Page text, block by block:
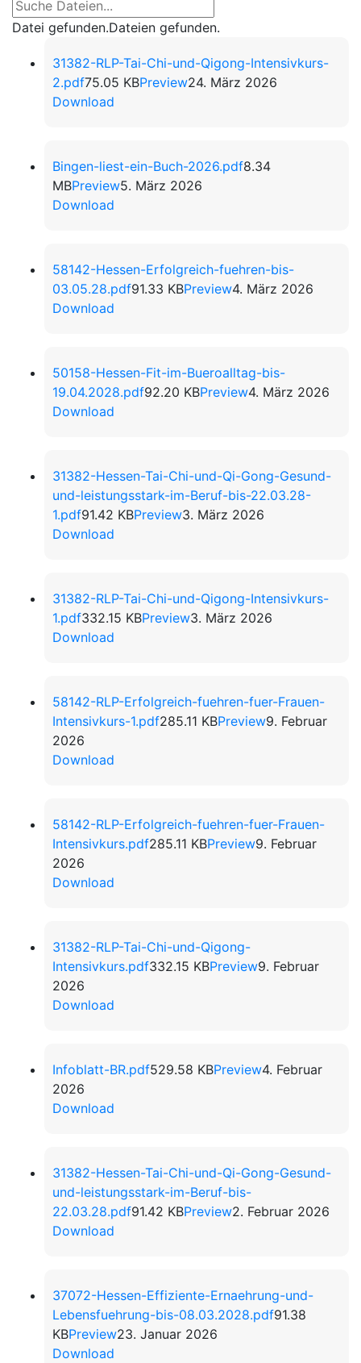
Datei gefunden.Dateien gefunden.
31382-RLP-Tai-Chi-und-Qigong-Intensivkurs-
2.pdf75.05 KBPreview24. März 2026
Download
Bingen-liest-ein-Buch-2026.pdf8.34
MBPreview5. März 2026
Download
58142-Hessen-Erfolgreich-fuehren-bis-
03.05.28.pdf91.33 KBPreview4. März 2026
Download
50158-Hessen-Fit-im-Bueroalltag-bis-
19.04.2028.pdf92.20 KBPreview4. März 2026
Download
31382-Hessen-Tai-Chi-und-Qi-Gong-Gesund-
und-leistungsstark-im-Beruf-bis-22.03.28-
1.pdf91.42 KBPreview3. März 2026
Download
31382-RLP-Tai-Chi-und-Qigong-Intensivkurs-
1.pdf332.15 KBPreview3. März 2026
Download
58142-RLP-Erfolgreich-fuehren-fuer-Frauen-
Intensivkurs-1.pdf285.11 KBPreview9. Februar
2026
Download
58142-RLP-Erfolgreich-fuehren-fuer-Frauen-
Intensivkurs.pdf285.11 KBPreview9. Februar
2026
Download
31382-RLP-Tai-Chi-und-Qigong-
Intensivkurs.pdf332.15 KBPreview9. Februar
2026
Download
Infoblatt-BR.pdf529.58 KBPreview4. Februar
2026
Download
31382-Hessen-Tai-Chi-und-Qi-Gong-Gesund-
und-leistungsstark-im-Beruf-bis-
22.03.28.pdf91.42 KBPreview2. Februar 2026
Download
37072-Hessen-Effiziente-Ernaehrung-und-
Lebensfuehrung-bis-08.03.2028.pdf91.38
KBPreview23. Januar 2026
Download